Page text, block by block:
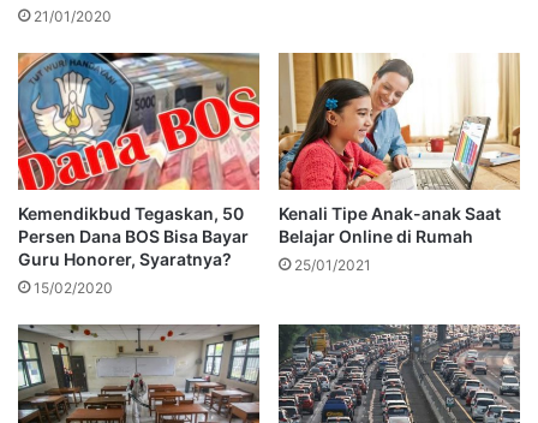
21/01/2020
Kemendikbud Tegaskan, 50
Persen Dana BOS Bisa Bayar
Guru Honorer, Syaratnya?
15/02/2020
Kenali Tipe Anak-anak Saat
Belajar Online di Rumah
25/01/2021